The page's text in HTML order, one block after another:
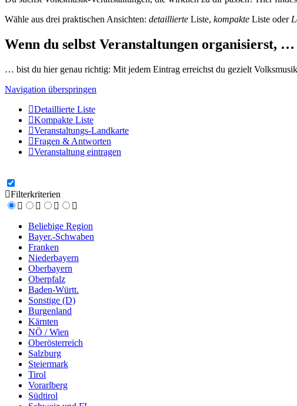
Wähle aus drei praktischen Ansichten: detaillierte Liste, kompakte Liste oder
Wenn du selbst Veranstaltungen organisierst, …
… bist du hier genau richtig: Mit jedem Eintrag erreichst du gezielt
Navigation überspringen
Detaillierte Liste
Kompakte Liste
Veranstaltungs-Landkarte
Fragen & Antworten
Veranstaltung eintragen
Filterkriterien
Beliebige Region
Bayer.-Schwaben
Franken
Niederbayern
Oberbayern
Oberpfalz
Baden-Württ.
Sonstige (D)
Burgenland
Kärnten
NÖ / Wien
Oberösterreich
Salzburg
Steiermark
Tirol
Vorarlberg
Südtirol